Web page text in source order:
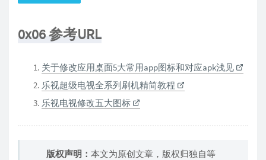
0x06 参考URL
关于修改应用桌面5大常用app图标和对应apk浅见
乐视超级电视全系列刷机精简教程
乐视电视修改五大图标
版权声明： 本文为原创文章，版权归独自等